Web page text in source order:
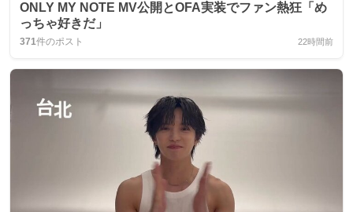
ONLY MY NOTE MV公開とOFA実装でファン熱狂「め
っちゃ好きだ」
371件のポスト 22時間前